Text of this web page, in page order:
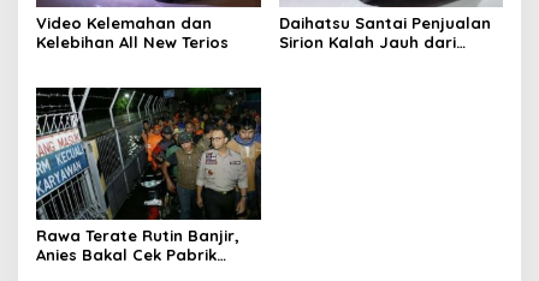
Video Kelemahan dan
Kelebihan All New Terios
Daihatsu Santai Penjualan
Sirion Kalah Jauh dari
Rawa Terate Rutin Banjir,
Anies Bakal Cek Pabrik